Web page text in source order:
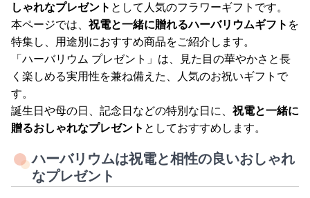
しゃれなプレゼント として人気のフラワーギフトです。
本ページでは、祝電と一緒に贈れるハーバリウムギフト を
特集し、用途別におすすめ商品をご紹介します。
「ハーバリウム プレゼント」は、見た目の華やかさと長
く楽しめる実用性を兼ね備えた、人気のお祝いギフトで
す。
誕生日や母の日、記念日などの特別な日に、祝電と一緒に
贈るおしゃれなプレゼント としておすすめします。
ハーバリウムは祝電と相性の良いおしゃれ
なプレゼント